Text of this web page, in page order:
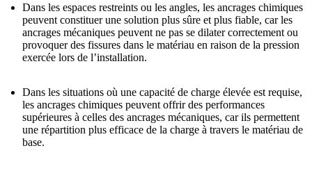
Dans les espaces restreints ou les angles, les ancrages chimiques
peuvent constituer une solution plus sûre et plus fiable, car les
ancrages mécaniques peuvent ne pas se dilater correctement ou
provoquer des fissures dans le matériau en raison de la pression
exercée lors de l’installation.
Dans les situations où une capacité de charge élevée est requise,
les ancrages chimiques peuvent offrir des performances
supérieures à celles des ancrages mécaniques, car ils permettent
une répartition plus efficace de la charge à travers le matériau de
base.